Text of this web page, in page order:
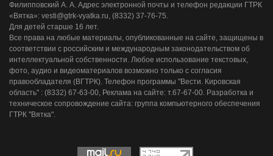
Филипповский А. А. Адрес электронной почты и телефон редакции ГТРК
«Вятка»: vesti@gtrk-vyatka.ru, (8332) 37-76-75.
Для детей старше 16 лет.
Все права на любые материалы, опубликованные на сайте, защищены в
соответствии с российским и международным законодательством об
интеллектуальной собственности. Любое использование текстовых,
фото, аудио и видеоматериалов возможно только с согласия
правообладателя (ВГТРК). Телефон программы "Вести. Кировская
область" : (8332) 67-63-00, Реклама на сайте: т.67-67-00. Разработка и
техническое сопровождение сайта: группа компьютерного обеспечения
ГТРК "Вятка".